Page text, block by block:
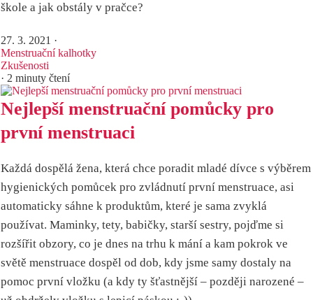
škole a jak obstály v pračce?
27. 3. 2021 ·
Menstruační kalhotky
Zkušenosti
· 2 minuty čtení
Nejlepší menstruační pomůcky pro
první menstruaci
Každá dospělá žena, která chce poradit mladé dívce s výběrem
hygienických pomůcek pro zvládnutí první menstruace, asi
automaticky sáhne k produktům, které je sama zvyklá
používat. Maminky, tety, babičky, starší sestry, pojďme si
rozšířit obzory, co je dnes na trhu k mání a kam pokrok ve
světě menstruace dospěl od dob, kdy jsme samy dostaly na
pomoc první vložku (a kdy ty šťastnější – později narozené –